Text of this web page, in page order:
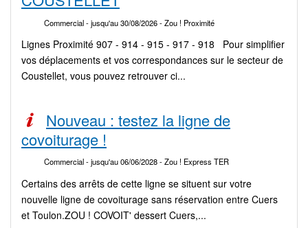
Commercial- jusqu'au 30/08/2026- Zou ! Proximité
Lignes Proximité 907 - 914 - 915 - 917 - 918 Pour simplifier
vos déplacements et vos correspondances sur le secteur de
Coustellet, vous pouvez retrouver ci...
Nouveau : testez la ligne de
covoiturage !
Commercial- jusqu'au 06/06/2028- Zou ! Express TER
Certains des arrêts de cette ligne se situent sur votre
nouvelle ligne de covoiturage sans réservation entre Cuers
et Toulon.ZOU ! COVOIT' dessert Cuers,...